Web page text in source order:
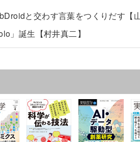
と交わす言葉をつくりだす【
」誕生【村井真二】